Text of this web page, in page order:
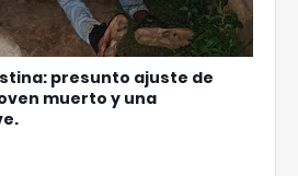
presunto ajuste de
muerto y una